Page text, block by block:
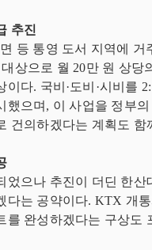
추진
면 등 통영 도서 지역에 거
상으로 월 20만 원 상당
다. 국비·도비·시비를
했으며, 이 사업을 정부
건의하겠다는 계획도 함
었으나 추진이 더딘 한산
다는 공약이다. KTX 개
를 완성하겠다는 구상도